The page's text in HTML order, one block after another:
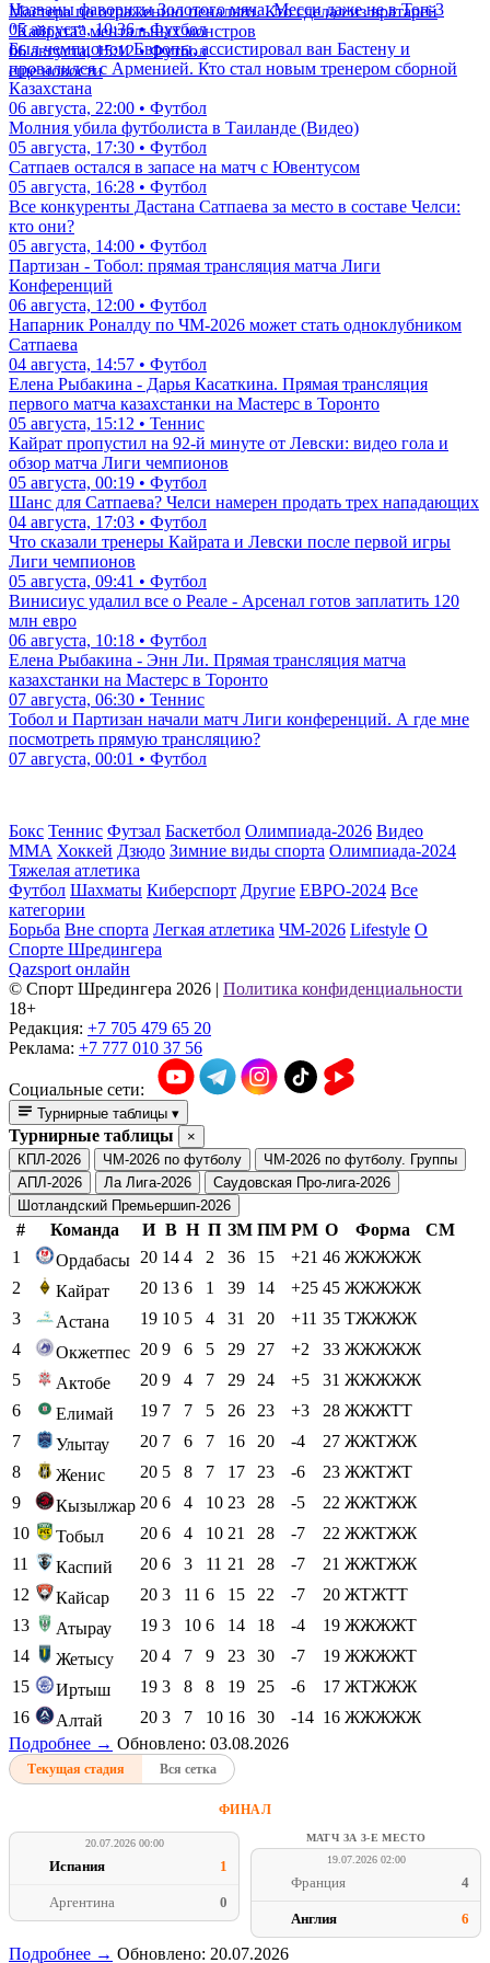
Мастера по отражению пенальти. Кто сделал из вратарей
"Кайрата" ментальных монстров
06 августа, 15:12 • Футбол
еще новости
Названы фавориты Золотого мяча. Месси даже не в Топ-3
05 августа, 10:36 • Футбол
Был чемпионом Европы, ассистировал ван Бастену и
провалился с Арменией. Кто стал новым тренером сборной
Казахстана
06 августа, 22:00 • Футбол
Молния убила футболиста в Таиланде (Видео)
05 августа, 17:30 • Футбол
Сатпаев остался в запасе на матч с Ювентусом
05 августа, 16:28 • Футбол
Все конкуренты Дастана Сатпаева за место в составе Челси:
кто они?
05 августа, 14:00 • Футбол
Партизан - Тобол: прямая трансляция матча Лиги
Конференций
06 августа, 12:00 • Футбол
Напарник Роналду по ЧМ-2026 может стать одноклубником
Сатпаева
04 августа, 14:57 • Футбол
Елена Рыбакина - Дарья Касаткина. Прямая трансляция
первого матча казахстанки на Мастерс в Торонто
05 августа, 15:12 • Теннис
Кайрат пропустил на 92-й минуте от Левски: видео гола и
обзор матча Лиги чемпионов
05 августа, 00:19 • Футбол
Шанс для Сатпаева? Челси намерен продать трех нападающих
04 августа, 17:03 • Футбол
Что сказали тренеры Кайрата и Левски после первой игры
Лиги чемпионов
05 августа, 09:41 • Футбол
Винисиус удалил все о Реале - Арсенал готов заплатить 120
млн евро
06 августа, 10:18 • Футбол
Елена Рыбакина - Энн Ли. Прямая трансляция матча
казахстанки на Мастерс в Торонто
07 августа, 06:30 • Теннис
Тобол и Партизан начали матч Лиги конференций. А где мне
посмотреть прямую трансляцию?
07 августа, 00:01 • Футбол
Бокс Теннис Футзал Баскетбол Олимпиада-2026 Видео
ММА Хоккей Дзюдо Зимние виды спорта Олимпиада-2024
Тяжелая атлетика
Футбол Шахматы Киберспорт Другие ЕВРО-2024 Все
категории
Борьба Вне спорта Легкая атлетика ЧМ-2026 Lifestyle О
Спорте Шредингера
Qazsport онлайн
© Cпорт Шредингера 2026 | Политика конфиденциальности
18+
Редакция: +7 705 479 65 20
Реклама: +7 777 010 37 56
Социальные сети:
Турнирные таблицы ▾
Турнирные таблицы
×
КПЛ-2026
ЧМ-2026 по футболу
ЧМ-2026 по футболу. Группы
АПЛ-2026
Ла Лига-2026
Саудовская Про-лига-2026
Шотландский Премьершип-2026
# Команда И В Н П ЗМ ПМ РМ О Форма
СМ
1
Ордабасы 20 14 4 2 36 15 +21 46 ЖЖЖЖЖ
2
Кайрат 20 13 6 1 39 14 +25 45 ЖЖЖЖЖ
3
Астана 19 10 5 4 31 20 +11 35 ТЖЖЖЖ
4
Окжетпес 20 9 6 5 29 27 +2 33 ЖЖЖЖЖ
5
Актобе 20 9 4 7 29 24 +5 31 ЖЖЖЖЖ
6
Елимай 19 7 7 5 26 23 +3 28 ЖЖЖТТ
7
Улытау 20 7 6 7 16 20 -4 27 ЖЖТЖЖ
8
Женис 20 5 8 7 17 23 -6 23 ЖЖТЖТ
9
Кызылжар 20 6 4 10 23 28 -5 22 ЖЖТЖЖ
10
Тобыл 20 6 4 10 21 28 -7 22 ЖЖТЖЖ
11
Каспий 20 6 3 11 21 28 -7 21 ЖЖТЖЖ
12
Кайсар 20 3 11 6 15 22 -7 20 ЖТЖТТ
13
Атырау 19 3 10 6 14 18 -4 19 ЖЖЖЖТ
14
Жетысу 20 4 7 9 23 30 -7 19 ЖЖЖЖТ
15
Иртыш 19 3 8 8 19 25 -6 17 ЖТЖЖЖ
16
Алтай 20 3 7 10 16 30 -14 16 ЖЖЖЖЖ
Подробнее → Обновлено: 03.08.2026
Текущая стадия Вся сетка
ФИНАЛ
20.07.2026 00:00
Испания 1
Аргентина 0
МАТЧ ЗА 3-Е МЕСТО
19.07.2026 02:00
Франция 4
Англия 6
Подробнее → Обновлено: 20.07.2026